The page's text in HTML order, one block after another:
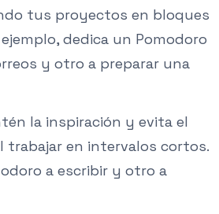
tus proyectos en bloques
dedica un Pomodoro
y otro a preparar una
la inspiración y evita el
trabajar en intervalos cortos.
a escribir y otro a